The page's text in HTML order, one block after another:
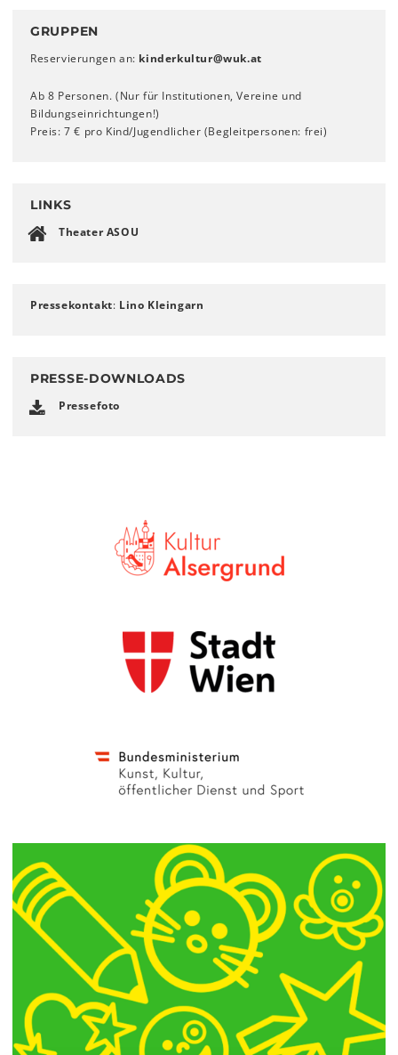
GRUPPEN
Reservierungen an: kinderkultur@wuk.at
Ab 8 Personen. (Nur für Institutionen, Vereine und
Bildungseinrichtungen!)
Preis: 7 € pro Kind/Jugendlicher (Begleitpersonen: frei)
LINKS
Theater ASOU
Pressekontakt: Lino Kleingarn
PRESSE-DOWNLOADS
Pressefoto